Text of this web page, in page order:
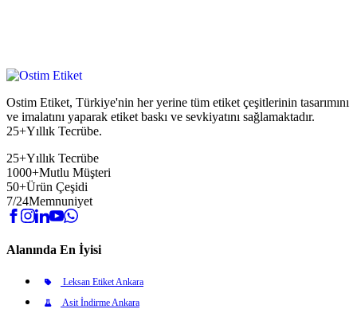
Ostim Etiket, Türkiye'nin her yerine tüm etiket çeşitlerinin tasarımını
ve imalatını yaparak etiket baskı ve sevkiyatını sağlamaktadır.
25+Yıllık Tecrübe.
25+Yıllık Tecrübe
1000+Mutlu Müşteri
50+Ürün Çeşidi
7/24Memnuniyet
Alanında En İyisi
Leksan Etiket Ankara
Asit İndirme Ankara